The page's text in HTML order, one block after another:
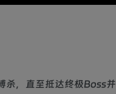
杀，直至抵达终极Boss并